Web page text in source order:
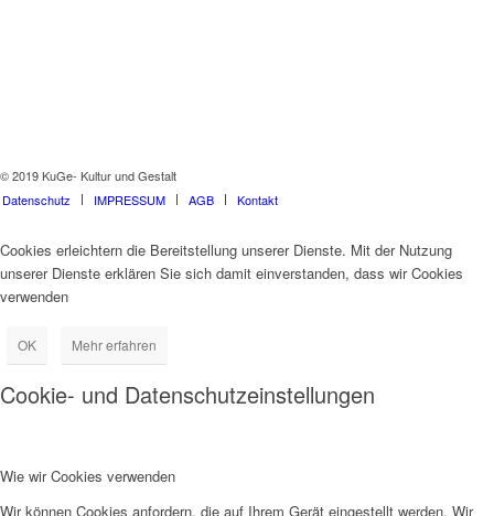
© 2019 KuGe- Kultur und Gestalt
Datenschutz
IMPRESSUM AGB Kontakt
Cookies erleichtern die Bereitstellung unserer Dienste. Mit der Nutzung
unserer Dienste erklären Sie sich damit einverstanden, dass wir Cookies
verwenden
OK Mehr erfahren
Cookie- und Datenschutzeinstellungen
Wie wir Cookies verwenden
Wir können Cookies anfordern, die auf Ihrem Gerät eingestellt werden. Wir